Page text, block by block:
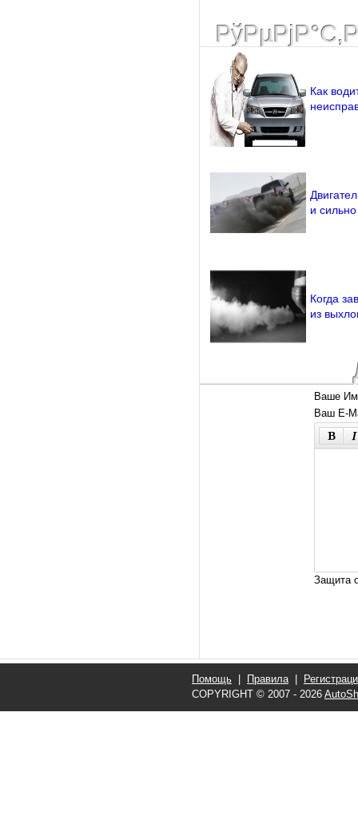
Как
и
Когда
из
Ваше
Ваш E-
Защита
Помощь Правила|
COPYRIGHT © 2007 - 2026